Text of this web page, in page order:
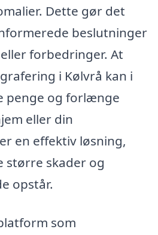
Dette gør det
beslutninger
forbedringer. At
i Kølvrå kan i
penge og forlænge
eller din
en effektiv løsning,
større skader og
opstår.
som